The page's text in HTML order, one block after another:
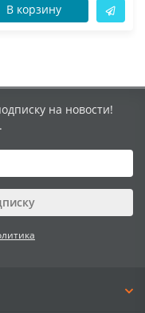
В корзину
на новости!